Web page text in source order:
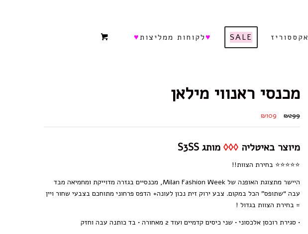
אקססוריז SALE
♥לקוחות ממליצות♥
מכנסי ראנווי מילאן
₪299
₪109
מיוצר באיטליה◊◊◊מותג S3SS
⭐⭐⭐⭐⭐ בחירת הצוות!!
היישר מתצוגת האופנה של Milan Fashion Week, מכנסיים בגזרה מדוייקת ומחמיאה מבד
עבה “שתופס” הכל במקום. צבע ירוק זית נכון לעונה+ הדפס פרחוני מתוחכם בצבעי שחור ויין
= בחירת הצוות בגדול !
• סגירת רוכסן אלכסוני• שני כיסים קדמיים ועוד 2 מאחורה •
בד כותנה עבה וחזק